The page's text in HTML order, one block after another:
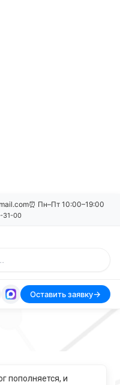
⏰ Пн–Пт 10:00–19:00
31-00
Оставить заявку
пополняется, и